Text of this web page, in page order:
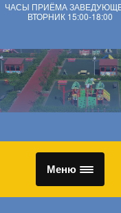
ЧАСЫ ПРИЁМА
ВТОРНИК 15:00-18:00
Меню